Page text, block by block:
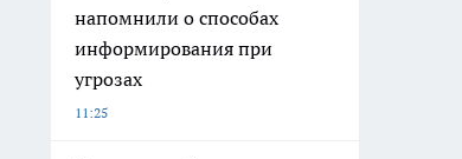
напомнили о способах
информирования при
угрозах
11:25